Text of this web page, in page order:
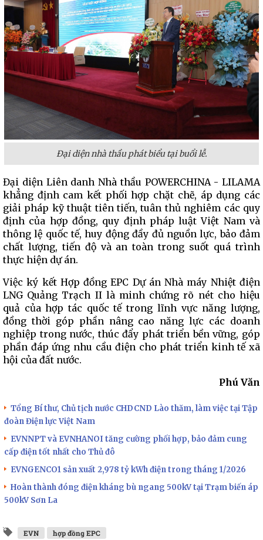
Đại diện nhà thầu phát biểu tại buổi lễ.
Đại diện Liên danh Nhà thầu POWERCHINA - LILAMA
khẳng định cam kết phối hợp chặt chẽ, áp dụng các
giải pháp kỹ thuật tiên tiến, tuân thủ nghiêm các quy
định của hợp đồng, quy định pháp luật Việt Nam và
thông lệ quốc tế, huy động đầy đủ nguồn lực, bảo đảm
chất lượng, tiến độ và an toàn trong suốt quá trình
thực hiện dự án.
Việc ký kết Hợp đồng EPC Dự án Nhà máy Nhiệt điện
LNG Quảng Trạch II là minh chứng rõ nét cho hiệu
quả của hợp tác quốc tế trong lĩnh vực năng lượng,
đồng thời góp phần nâng cao năng lực các doanh
nghiệp trong nước, thúc đẩy phát triển bền vững, góp
phần đáp ứng nhu cầu điện cho phát triển kinh tế xã
hội của đất nước.
Phú Văn
Tổng Bí thư, Chủ tịch nước CHDCND Lào thăm, làm việc tại Tập
đoàn Điện lực Việt Nam
EVNNPT và EVNHANOI tăng cường phối hợp, bảo đảm cung
cấp điện tốt nhất cho Thủ đô
EVNGENCO1 sản xuất 2,978 tỷ kWh điện trong tháng 1/2026
Hoàn thành đóng điện kháng bù ngang 500kV tại Trạm biến áp
500kV Sơn La
EVN
hợp đồng EPC